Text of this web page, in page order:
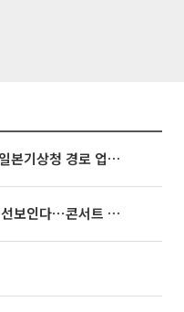
태풍 '돌핀' 오키나와 접근…일본기상청 경로 업데이트
빅뱅, 20주년 기념 '새 뱅봉' 선보인다⋯콘서트 앞두고 팝업 개최